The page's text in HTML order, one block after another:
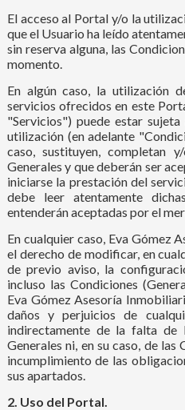
El acceso al Portal y/o la
que el Usuario ha leído
sin reserva alguna, las
momento.
En algún caso, la utilización
servicios ofrecidos en este
"Servicios") puede estar
utilización (en adelante
caso, sustituyen, completan
Generales y que deberán ser
iniciarse la prestación del
debe leer atentamente
entenderán aceptadas por el
En cualquier caso, Eva Gómez
el derecho de modificar, en
de previo aviso, la
incluso las Condiciones
Eva Gómez Asesoría
daños y perjuicios de
indirectamente de la falta de
Generales ni, en su caso, de
incumplimiento de las
sus apartados.
2. Uso del Portal.